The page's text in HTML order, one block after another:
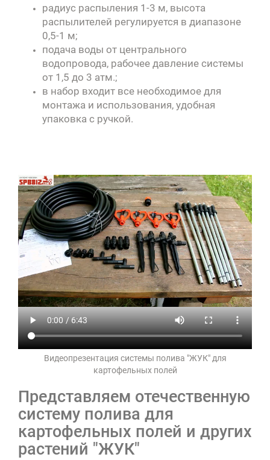
радиус распыления 1-3 м, высота
распылителей регулируется в диапазоне
0,5-1 м;
подача воды от центрального
водопровода, рабочее давление системы
от 1,5 до 3 атм.;
в набор входит все необходимое для
монтажа и использования, удобная
упаковка с ручкой.
Видеопрезентация системы полива "ЖУК" для
картофельных полей
Представляем отечественную
систему полива для
картофельных полей и других
растений "ЖУК"